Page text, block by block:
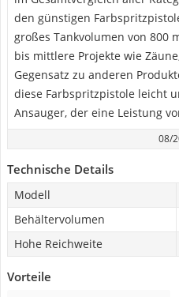
den günstigen
großes Tankvolumen von 800
bis mittlere Projekte wie
Gegensatz zu anderen
diese Farbspritzpistole leicht
Ansauger, der eine Leistung
08/
Technische Details
Modell
Behältervolumen
Hohe Reichweite
Vorteile